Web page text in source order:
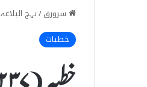
سرورق/نہج البلاغہ
خطبات